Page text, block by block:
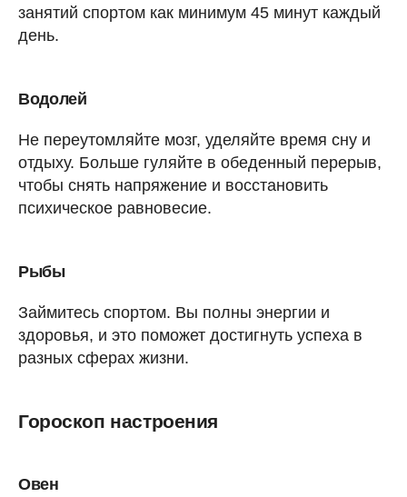
занятий спортом как минимум 45 минут каждый
день.
Водолей
Не переутомляйте мозг, уделяйте время сну и
отдыху. Больше гуляйте в обеденный перерыв,
чтобы снять напряжение и восстановить
психическое равновесие.
Рыбы
Займитесь спортом. Вы полны энергии и
здоровья, и это поможет достигнуть успеха в
разных сферах жизни.
Гороскоп настроения
Овен